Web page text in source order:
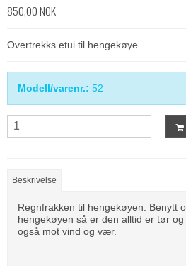
850,00 NOK
Overtrekks etui til hengekøye
Modell/varenr.: 52
Beskrivelse
Regnfrakken til hengekøyen. Benytt
hengekøyen så er den alltid er tør
også mot vind og vær.